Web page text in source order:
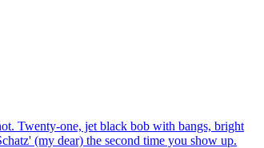
Twenty-one, jet black bob with bangs, bright
(my dear) the second time you show up.